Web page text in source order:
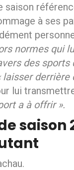
saison
à ses
normes qui
des sports
laisser derrière
lui
a à offrir ».
saison